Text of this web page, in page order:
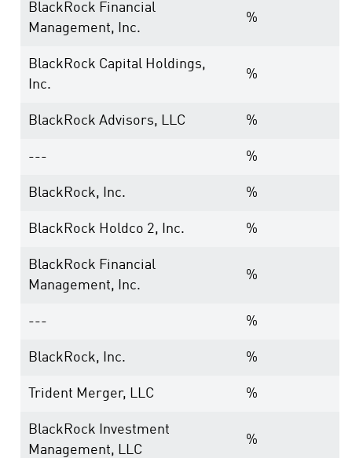
BlackRock Financial
Management, Inc.
%
BlackRock Capital Holdings,
Inc.
%
BlackRock Advisors, LLC %
--- %
BlackRock, Inc. %
BlackRock Holdco 2, Inc. %
BlackRock Financial
Management, Inc.
%
--- %
BlackRock, Inc. %
Trident Merger, LLC %
BlackRock Investment
Management, LLC
%